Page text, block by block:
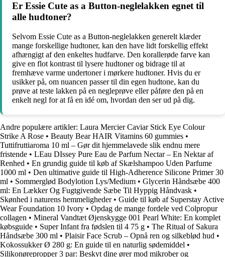
Er Essie Cute as a Button-neglelakken egnet til
alle hudtoner?
Selvom Essie Cute as a Button-neglelakken generelt klæder
mange forskellige hudtoner, kan den have lidt forskellig effekt
afhængigt af den enkeltes hudfarve. Den korallerøde farve kan
give en flot kontrast til lysere hudtoner og bidrage til at
fremhæve varme undertoner i mørkere hudtoner. Hvis du er
usikker på, om nuancen passer til din egen hudtone, kan du
prøve at teste lakken på en negleprøve eller påføre den på en
enkelt negl for at få en idé om, hvordan den ser ud på dig.
Andre populære artikler: Laura Mercier Caviar Stick Eye Colour
Strike A Rose • Beauty Bear HAIR Vitamins 60 gummies •
Tuttifruttiaroma 10 ml – Gør dit hjemmelavede slik endnu mere
fristende • LEau DIssey Pure Eau de Parfum Nectar – En Nektar af
Renhed • En grundig guide til køb af Skælshampoo Uden Parfume
1000 ml • Den ultimative guide til High-Adherence Silicone Primer 30
ml • Sommerglød Bodylotion Lys/Medium • Glycerin Håndsæbe 400
ml: En Lækker Og Fugtgivende Sæbe Til Hyppig Håndvask •
Skønhed i naturens hemmeligheder• Guide til køb af Superstay Active
Wear Foundation 10 Ivory • Opdag de mange fordele ved Colpropur
collagen • Mineral Vandtæt Øjenskygge 001 Pearl White: En komplet
købsguide • Super Infant fra fødslen til 4 75 g • The Ritual of Sakura
Håndsæbe 300 ml • Plaisir Face Scrub – Opnå ren og silkeblød hud •
Kokossukker Ø 280 g: En guide til en naturlig sødemiddel •
Silikonørepropper 3 par: Beskyt dine ører mod mikrober og